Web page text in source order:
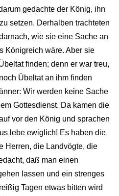
gedachte der König, ihn
setzen. Derhalben trachteten
wie sie eine Sache an
Königreich wäre. Aber sie
finden; denn er war treu,
Übeltat an ihm finden
Wir werden keine Sache
Gottesdienst. Da kamen die
vor den König und sprachen
lebe ewiglich! Es haben die
Herren, die Landvögte, die
daß man einen
lassen und ein strenges
Tagen etwas bitten wird